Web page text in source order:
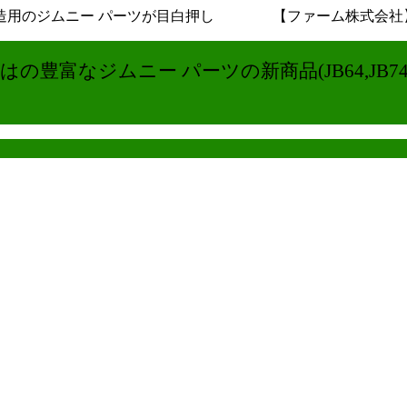
用のジムニー パーツが目白押し 【ファーム株式会社
の豊富なジムニー パーツの新商品